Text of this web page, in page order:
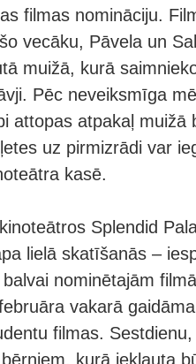
filmas nomināciju.
vecāku, Pāvela un
muižā, kurā
Pēc neveiksmīga
attopas atpakaļ muižā
uz pirmizrādi var
kasē.
Splendid
lielā skatīšanās –
nominētajām
vakarā
filmas.
kurā iekļauta